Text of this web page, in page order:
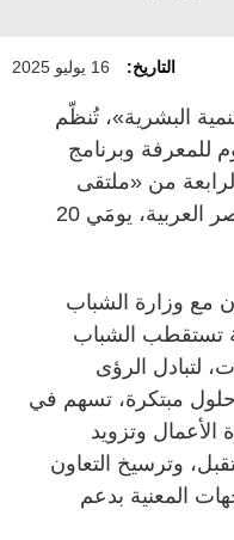
التاريخ: 16 يوليو 2025
البشرية»، تُنظّم
وبرنامج
من «ملتقى
شباب المعرفة» في جمهورية مصر العربية، يومَي 20
مع وزارة الشباب
تستقطب الشباب
لتبادل الرؤى
حلول مبتكرة، تسهم في
الأعمال وتزويد
وترسيخ التعاون
المعنية بدعم